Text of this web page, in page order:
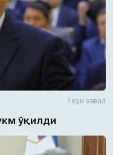
1 кун аввал
ўқилди